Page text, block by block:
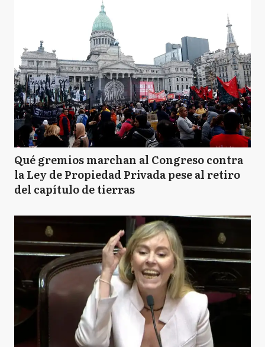
Qué gremios marchan al Congreso contra
la Ley de Propiedad Privada pese al retiro
del capítulo de tierras